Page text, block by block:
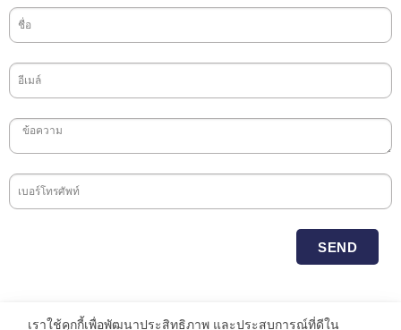
SEND
เราใช้คุกกี้เพื่อพัฒนาประสิทธิภาพ และประสบการณ์ที่ดีใน